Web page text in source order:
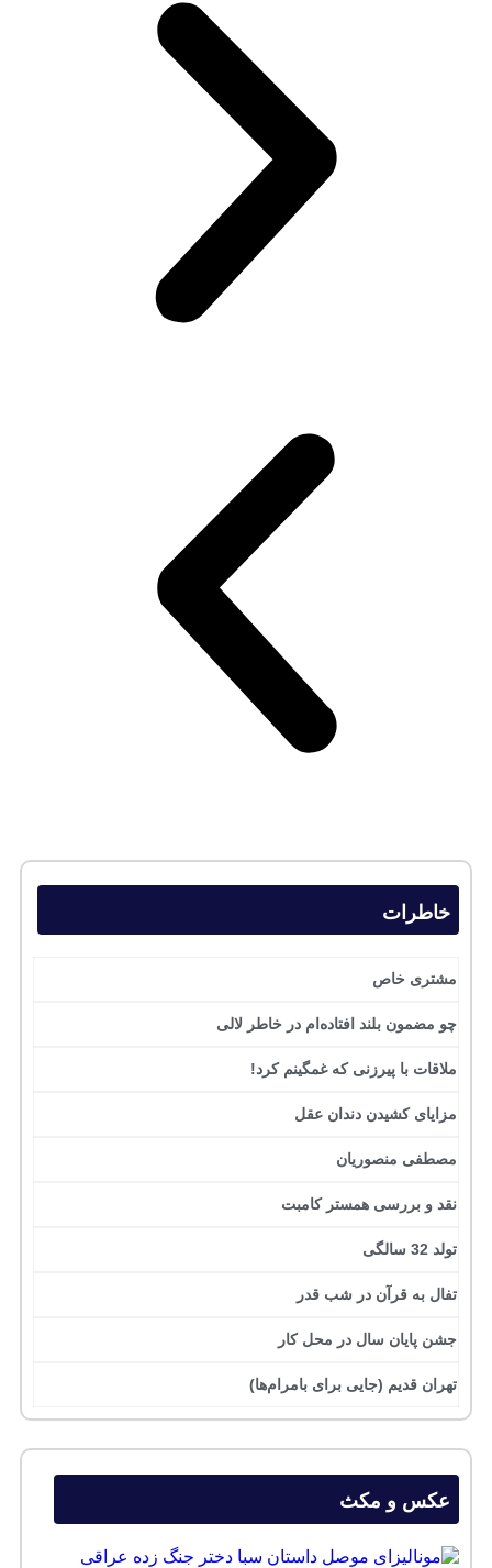
خاطرات
مشتری خاص
چو مضمون بلند افتاده‌ام در خاطر لالی
ملاقات با پیرزنی که غمگینم کرد!
مزایای کشیدن دندان عقل
مصطفی منصوریان
نقد و بررسی همستر کامبت
تولد 32 سالگی
تفال به قرآن در شب قدر
جشن پایان سال در محل کار
تهران قدیم (جایی برای بامرام‌ها)
عکس و مکث